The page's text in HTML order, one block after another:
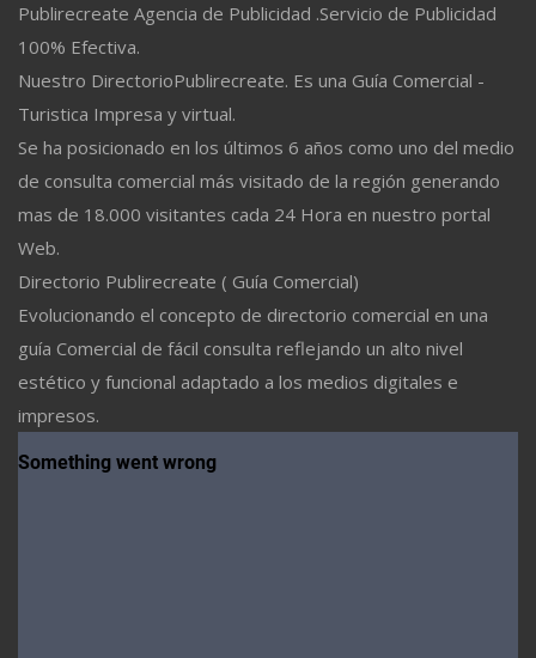
Publirecreate Agencia de Publicidad .Servicio de Publicidad
100% Efectiva.
Nuestro DirectorioPublirecreate. Es una Guía Comercial -
Turistica Impresa y virtual.
Se ha posicionado en los últimos 6 años como uno del medio
de consulta comercial más visitado de la región generando
mas de 18.000 visitantes cada 24 Hora en nuestro portal
Web.
Directorio Publirecreate ( Guía Comercial)
Evolucionando el concepto de directorio comercial en una
guía Comercial de fácil consulta reflejando un alto nivel
estético y funcional adaptado a los medios digitales e
impresos.